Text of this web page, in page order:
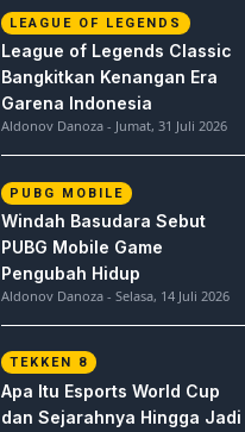
LEAGUE OF LEGENDS
League of Legends Classic
Bangkitkan Kenangan Era
Garena Indonesia
Aldonov Danoza - Jumat, 31 Juli 2026
PUBG MOBILE
Windah Basudara Sebut
PUBG Mobile Game
Pengubah Hidup
Aldonov Danoza - Selasa, 14 Juli 2026
TEKKEN 8
Apa Itu Esports World Cup
dan Sejarahnya Hingga Jadi